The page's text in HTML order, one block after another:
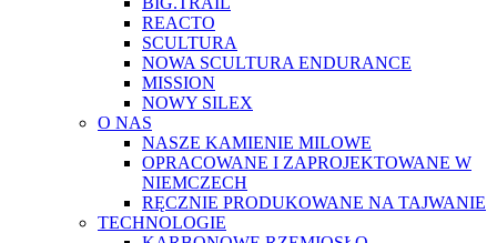
REACTO
SCULTURA
NOWA SCULTURA ENDURANCE
MISSION
NOWY SILEX
O NAS
NASZE KAMIENIE MILOWE
OPRACOWANE I ZAPROJEKTOWANE W
NIEMCZECH
RĘCZNIE PRODUKOWANE NA TAJWANIE
TECHNOLOGIE